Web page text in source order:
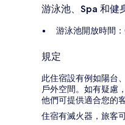
游泳池、Spa 和健
游泳池開放時間
規定
此住宿設有例如陽台
戶外空間。如有疑慮
他們可提供適合您的客
住宿有滅火器，旅客